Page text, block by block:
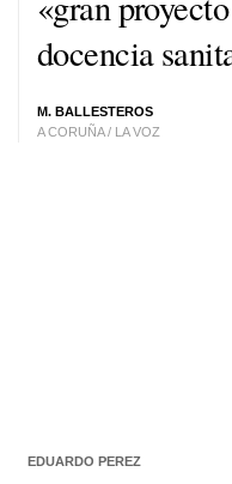
docencia
M. BALLESTEROS
A CORUÑA / LA VOZ
EDUARDO PEREZ